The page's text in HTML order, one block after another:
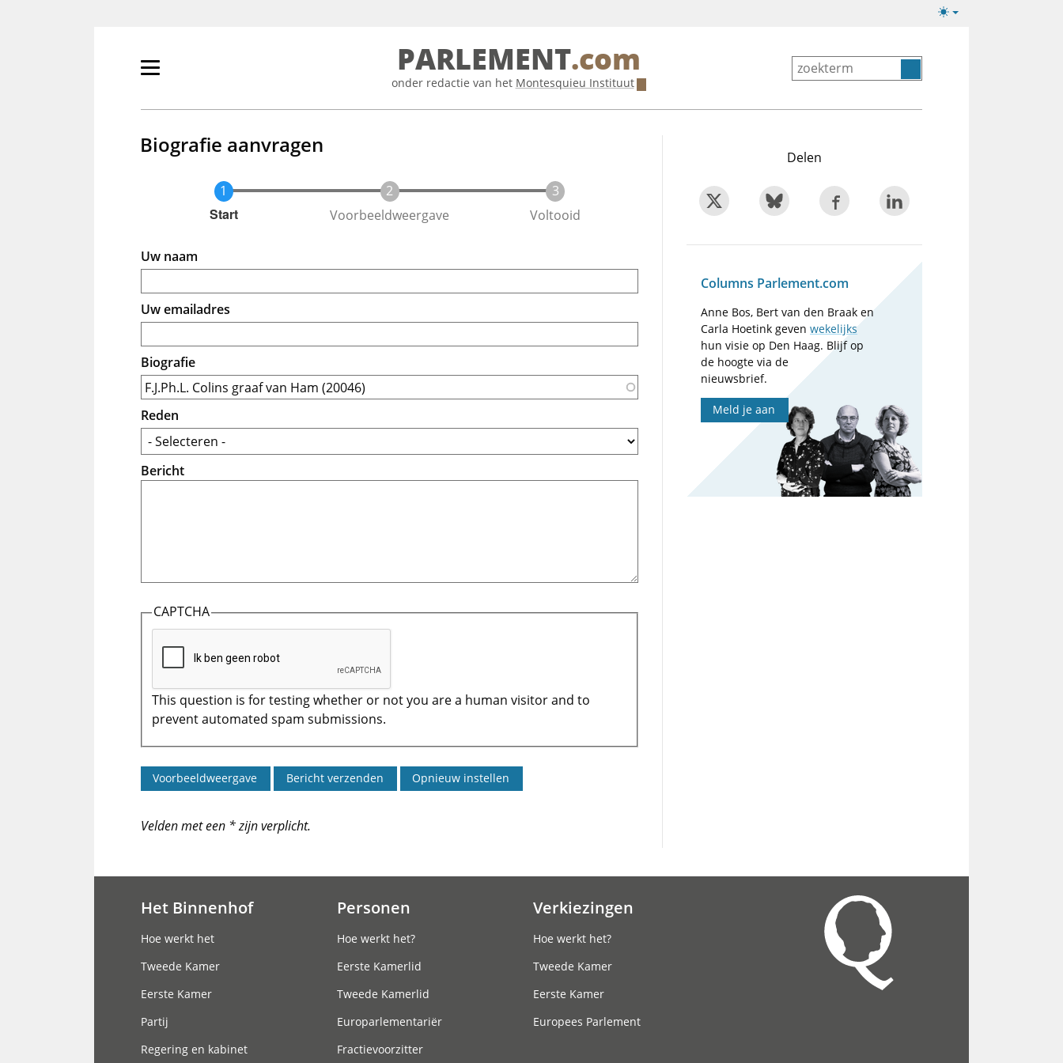
Lichte/donkere
Primair
tonen/verbergen
PARLEMENT.com
onder redactie van het Montesquieu Instituut
Biografie aanvragen
Huidige
Start Voorbeeldweergave Voltooid
Uw naam
Uw emailadres
Biografie
Reden
Bericht
CAPTCHA
This question is for testing whether or not you are a human visitor and to
prevent automated spam submissions.
Velden met een * zijn verplicht.
Delen
Columns Parlement.com
Anne Bos, Bert van den Braak en
Carla Hoetink gevenwekelijks
hun visie op Den Haag. Blijf op
de hoogte via de
nieuwsbrief.
Meld je aan
Het Binnenhof
Hoe werkt het
Tweede Kamer
Eerste Kamer
Partij
Regering en kabinet
Personen
Hoe werkt het?
Eerste Kamerlid
Tweede Kamerlid
Europarlementariër
Fractievoorzitter
Verkiezingen
Hoe werkt het?
Tweede Kamer
Eerste Kamer
Europees Parlement